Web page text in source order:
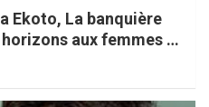
Ekoto, La banquière
aux femmes et